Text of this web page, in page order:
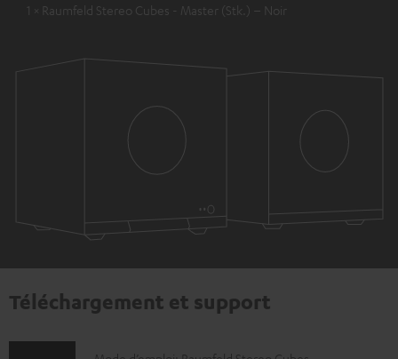
1 × Raumfeld Stereo Cubes - Master (Stk.) – Noir
Téléchargement et support